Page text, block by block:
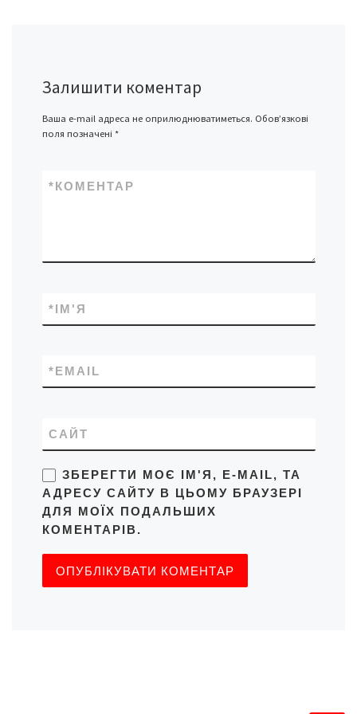
Залишити коментар
Ваша e-mail адреса не оприлюднюватиметься. Обов’язкові
поля позначені *
КОМЕНТАР
*
ІМ'Я
*
EMAIL
*
САЙТ
ЗБЕРЕГТИ МОЄ ІМ'Я, E-MAIL, ТА
АДРЕСУ САЙТУ В ЦЬОМУ БРАУЗЕРІ
ДЛЯ МОЇХ ПОДАЛЬШИХ
КОМЕНТАРІВ.